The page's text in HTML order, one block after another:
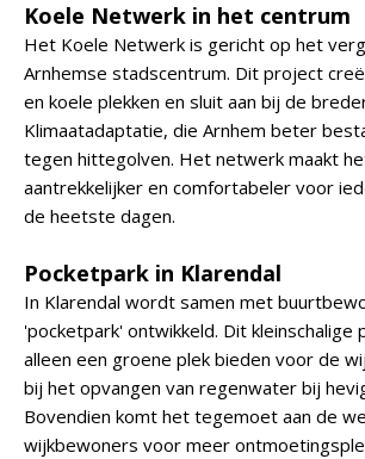
Koele Netwerk in het centrum
Het Koele Netwerk is gericht op het
Arnhemse stadscentrum. Dit project
en koele plekken en sluit aan bij de
Klimaatadaptatie, die Arnhem beter
tegen hittegolven. Het netwerk maakt
aantrekkelijker en comfortabeler voor
de heetste dagen.
Pocketpark in Klarendal
In Klarendal wordt samen met
'pocketpark' ontwikkeld. Dit kleinschalige
alleen een groene plek bieden voor de
bij het opvangen van regenwater bij
Bovendien komt het tegemoet aan de
wijkbewoners voor meer